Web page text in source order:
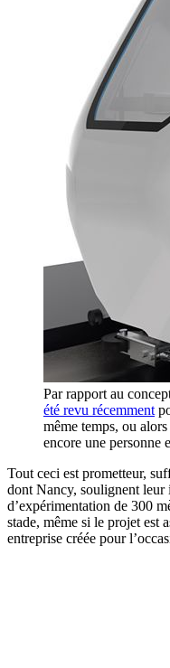
Par rapport au
été revu récemment
même temps, ou
encore une personne
Tout ceci est prometteur,
dont Nancy, soulignent leur
d’expérimentation de 300
stade, même si le projet est
entreprise créée pour